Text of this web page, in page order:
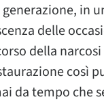
in
delle
della
così
da tempo che